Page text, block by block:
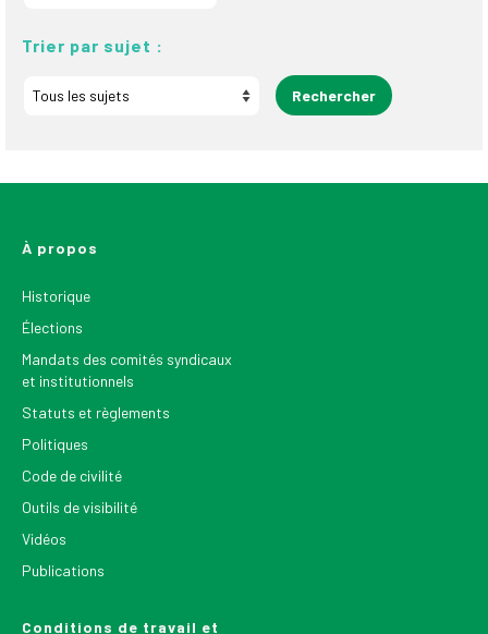
Trier par sujet :
À propos
Historique
Élections
Mandats des comités syndicaux
et institutionnels
Statuts et règlements
Politiques
Code de civilité
Outils de visibilité
Vidéos
Publications
Conditions de travail et